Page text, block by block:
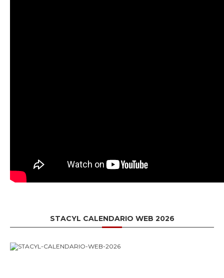
STACYL CALENDARIO WEB 2026